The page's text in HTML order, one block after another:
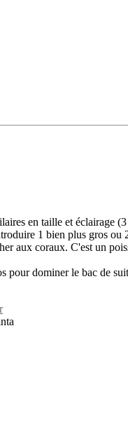
en taille et éclairage
1 bien plus gros ou
aux coraux. C'est un
dominer le bac de